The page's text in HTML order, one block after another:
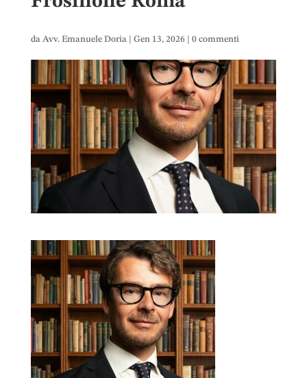
da Avv. Emanuele Doria| Gen 13, 2026 0 commenti